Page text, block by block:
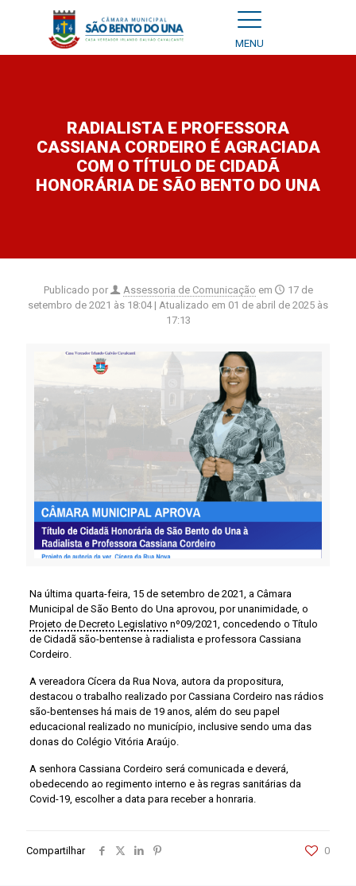
MENU
RADIALISTA E PROFESSORA
CASSIANA CORDEIRO É AGRACIADA
COM O TÍTULO DE CIDADÃ
HONORÁRIA DE SÃO BENTO DO UNA
Publicado por Assessoria de Comunicação em
17 de
setembro de 2021 às 18:04 | Atualizado em 01 de abril de 2025 às
17:13
Na última quarta-feira, 15 de setembro de 2021, a Câmara
Municipal de São Bento do Una aprovou, por unanimidade, o
Projeto de Decreto Legislativo nº09/2021, concedendo o Título
de Cidadã são-bentense à radialista e professora Cassiana
Cordeiro.
A vereadora Cícera da Rua Nova, autora da propositura,
destacou o trabalho realizado por Cassiana Cordeiro nas rádios
são-bentenses há mais de 19 anos, além do seu papel
educacional realizado no município, inclusive sendo uma das
donas do Colégio Vitória Araújo.
A senhora Cassiana Cordeiro será comunicada e deverá,
obedecendo ao regimento interno e às regras sanitárias da
Covid-19, escolher a data para receber a honraria.
Compartilhar 0